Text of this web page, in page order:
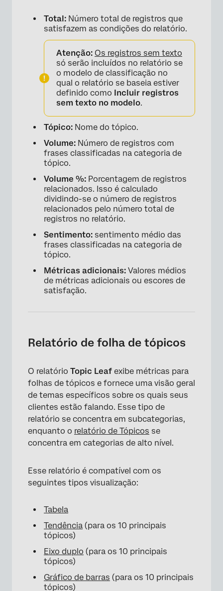
Total: Número total de registros que
satisfazem as condições do relatório.
Atenção: Os registros sem texto
só serão incluídos no relatório se
o modelo de classificação no
qual o relatório se baseia estiver
definido como Incluir registros
sem texto no modelo.
Tópico: Nome do tópico.
Volume: Número de registros com
frases classificadas na categoria de
tópico.
Volume %: Porcentagem de registros
relacionados. Isso é calculado
dividindo-se o número de registros
relacionados pelo número total de
registros no relatório.
Sentimento: sentimento médio das
frases classificadas na categoria de
tópico.
Métricas adicionais: Valores médios
de métricas adicionais ou escores de
satisfação.
Relatório de folha de tópicos
O relatório Topic Leaf exibe métricas para
folhas de tópicos e fornece uma visão geral
de temas específicos sobre os quais seus
clientes estão falando. Esse tipo de
relatório se concentra em subcategorias,
enquanto o relatório de Tópicos se
concentra em categorias de alto nível.
Esse relatório é compatível com os
seguintes tipos visualização:
Tabela
Tendência (para os 10 principais
tópicos)
Eixo duplo (para os 10 principais
tópicos)
Gráfico de barras (para os 10 principais
tópicos)